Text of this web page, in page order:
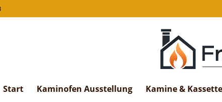
Start Kaminofen Ausstellung Kamine &